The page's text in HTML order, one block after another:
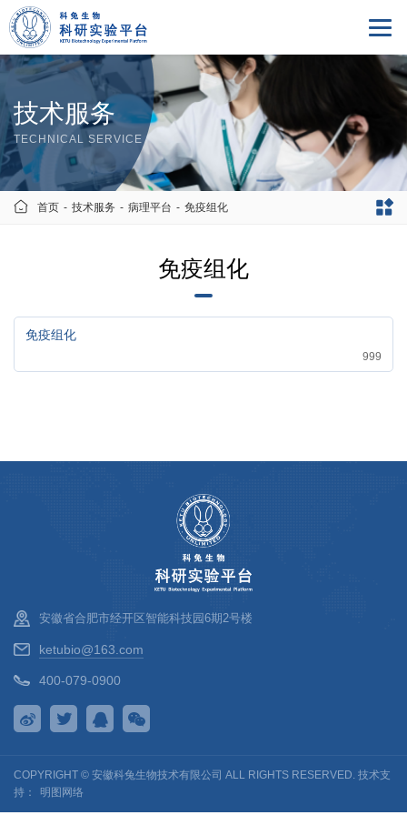
技术服务
TECHNICAL SERVICE
首页 - 技术服务 - 病理平台 - 免疫组化
免疫组化
免疫组化
999
安徽省合肥市经开区智能科技园6期2号楼
ketubio@163.com
400-079-0900
COPYRIGHT © 安徽科兔生物技术有限公司 ALL RIGHTS RESERVED. 技术支
持：
明图网络